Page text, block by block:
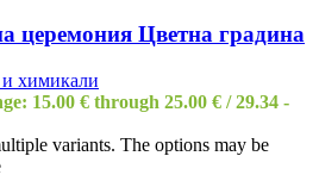
церемония Цветна градина
химикали
15.00 € through 25.00 € / 29.34 -
variants. The options may be